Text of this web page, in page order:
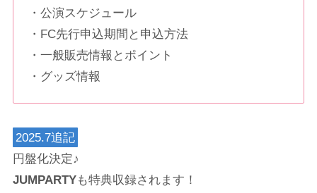
・公演スケジュール
・FC先行申込期間と申込方法
・一般販売情報とポイント
・グッズ情報
2025.7追記
円盤化決定♪
JUMPARTYも特典収録されます！